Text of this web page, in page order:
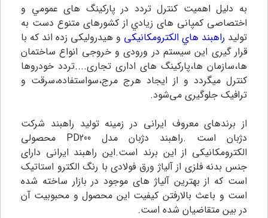
به دلیل اهمیت کنترل تردد در پارکینگ های عمومي و
اختصاصی کمپانی های زيادي از کشورهای متنوع دست به
تولید راهبند هاي الکترومکانیکی و هیدرولیکی زده اند که با
قرار گیری این سيستم در ورودی و خروجی انواع ساختمان
ها،سازمان ها،پارکینگ های اداری تجاری....تردد خودروها
کنترل میگردد و از ایجاد هرج مرج،سواستفاده،سرقت و
ترافیک جلوگیری می‌شود.
از برندهای معروف ایرانی در زمینه تولید راهبند شرکت
دژبان است .راهبند دژبان مدل PD200 محصولی
الکترومکانیکی از این برند است.این راهبند ایرانی دارای
جنس بدنه فلزی از آلیاژ ورق فولادی با رنگ الکترو استاتیک
است که از بهترین آلیاژ های موجود در بازار ساخته شده
است و باعث بالارفتن کیفیت این محصول و محبوبیت آن
در بین متقاضیان شده است.